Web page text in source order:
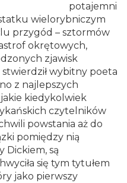
potajemni
wielorybniczym
przygód – sztormów
okrętowych,
zjawisk
wybitny poeta
z najlepszych
kiedykolwiek
czytelników
powstania aż do
pomiędzy nią
Dickiem, są
się tym tytułem
jako pierwszy